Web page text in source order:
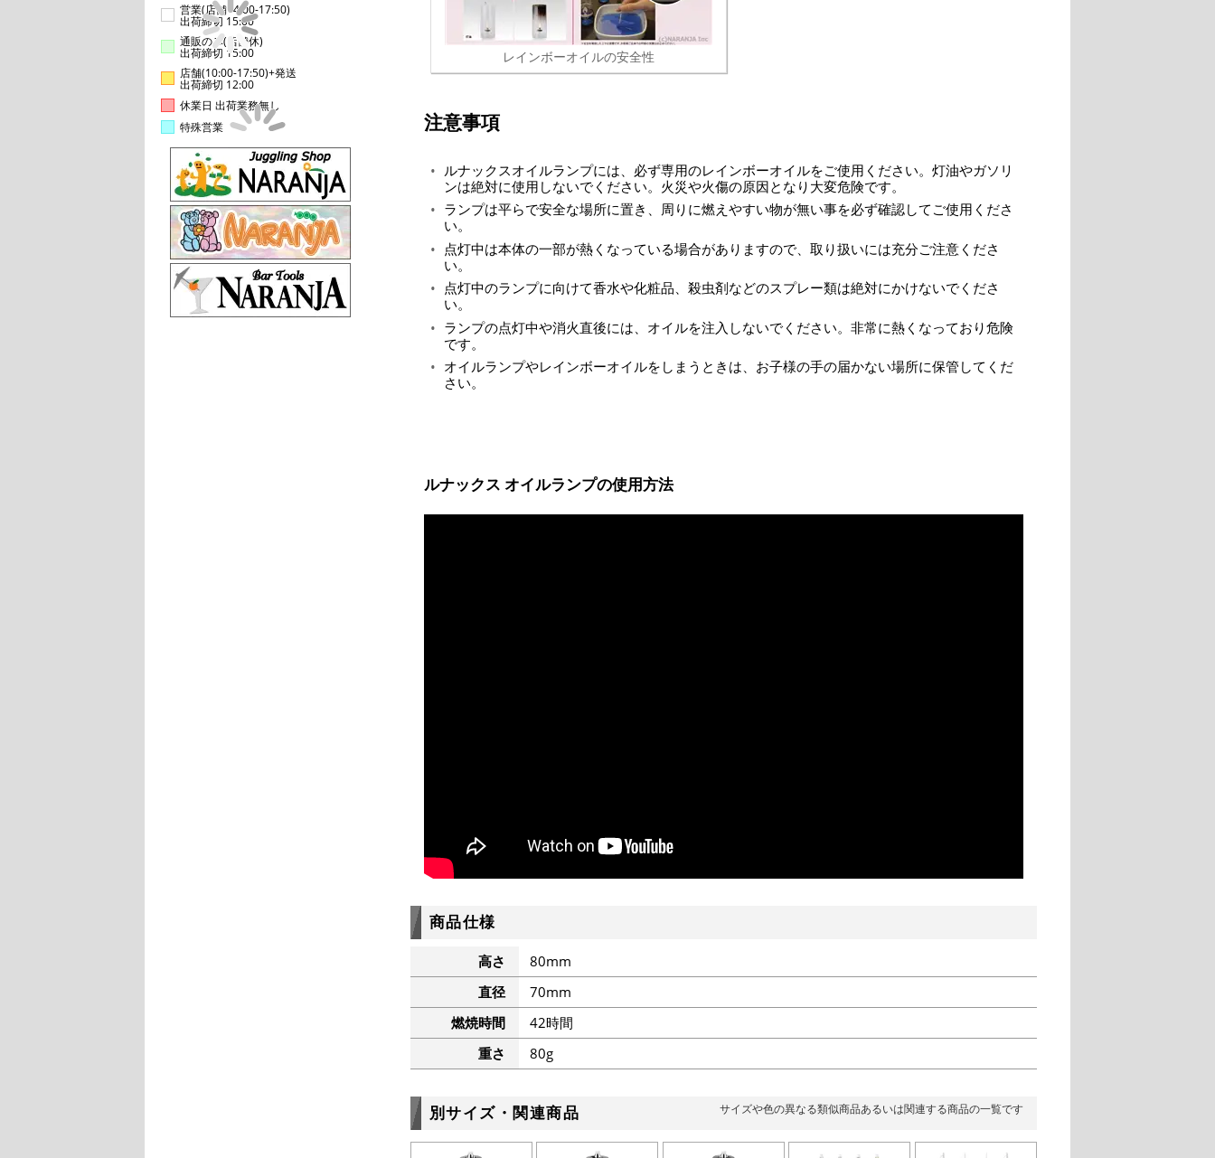
営業(店舗14:00-17:50)
出荷締切 15:00
通販のみ(店舗休)
出荷締切 15:00
店舗(10:00-17:50)+発送
出荷締切 12:00
休業日 出荷業務無し
特殊営業
レインボーオイルの安全性
注意事項
ルナックスオイルランプには、必ず専用のレインボーオイルをご使用ください。灯油やガソリ
ンは絶対に使用しないでください。火災や火傷の原因となり大変危険です。
ランプは平らで安全な場所に置き、周りに燃えやすい物が無い事を必ず確認してご使用くださ
い。
点灯中は本体の一部が熱くなっている場合がありますので、取り扱いには充分ご注意くださ
い。
点灯中のランプに向けて香水や化粧品、殺虫剤などのスプレー類は絶対にかけないでくださ
い。
ランプの点灯中や消火直後には、オイルを注入しないでください。非常に熱くなっており危険
です。
オイルランプやレインボーオイルをしまうときは、お子様の手の届かない場所に保管してくだ
さい。
ルナックス オイルランプの使用方法
商品仕様
高さ
80mm
直径
70mm
燃焼時間
42時間
重さ
80g
別サイズ・関連商品 サイズや色の異なる類似商品あるいは関連する商品の一覧です